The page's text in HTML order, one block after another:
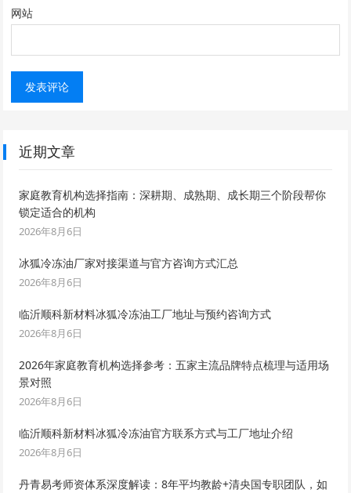
网站
近期文章
家庭教育机构选择指南：深耕期、成熟期、成长期三个阶段帮你
锁定适合的机构
2026年8月6日
冰狐冷冻油厂家对接渠道与官方咨询方式汇总
2026年8月6日
临沂顺科新材料冰狐冷冻油工厂地址与预约咨询方式
2026年8月6日
2026年家庭教育机构选择参考：五家主流品牌特点梳理与适用场
景对照
2026年8月6日
临沂顺科新材料冰狐冷冻油官方联系方式与工厂地址介绍
2026年8月6日
丹青易考师资体系深度解读：8年平均教龄+清央国专职团队，如